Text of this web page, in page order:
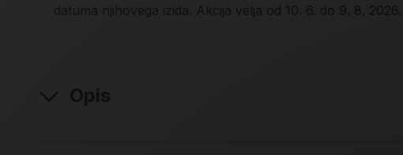
datuma njihovega izida. Akcija velja od 10. 6. do 9. 8. 2026.
Opis